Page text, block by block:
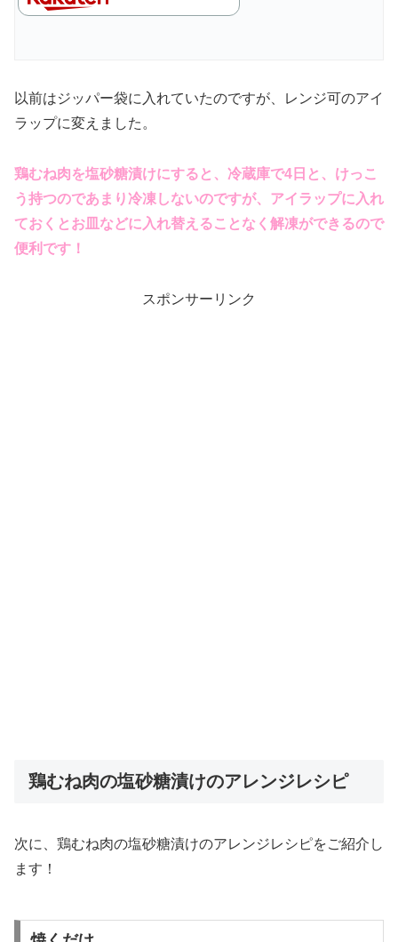
以前はジッパー袋に入れていたのですが、レンジ可のアイ
ラップに変えました。
鶏むね肉を塩砂糖漬けにすると、冷蔵庫で4日と、けっこ
う持つのであまり冷凍しないのですが、アイラップに入れ
ておくとお皿などに入れ替えることなく解凍ができるので
便利です！
スポンサーリンク
鶏むね肉の塩砂糖漬けのアレンジレシピ
次に、鶏むね肉の塩砂糖漬けのアレンジレシピをご紹介し
ます！